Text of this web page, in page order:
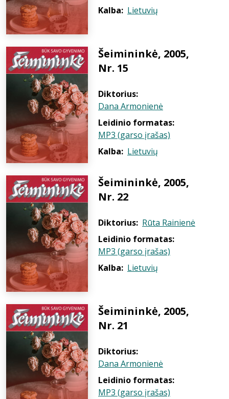
Kalba: Lietuvių
Šeimininkė, 2005,
Nr. 15
Diktorius:
Dana Armonienė
Leidinio formatas:
MP3 (garso įrašas)
Kalba: Lietuvių
Šeimininkė, 2005,
Nr. 22
Diktorius: Rūta Rainienė
Leidinio formatas:
MP3 (garso įrašas)
Kalba: Lietuvių
Šeimininkė, 2005,
Nr. 21
Diktorius:
Dana Armonienė
Leidinio formatas:
MP3 (garso įrašas)